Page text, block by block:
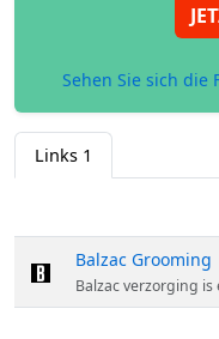
Sehen Sie sich die
Links 1
Balzac Grooming
Balzac verzorging is een premium merk voor herenfaciliteiten dat zich richt op het leveren van producten